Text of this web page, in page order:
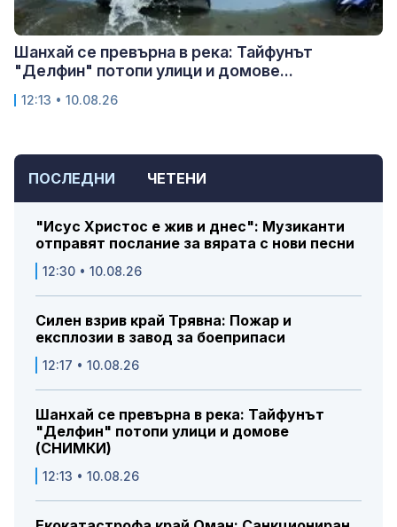
ПОСЛЕДНИ ЧЕТЕНИ
"Исус Христос е жив и днес": Музиканти
отправят послание за вярата с нови песни
12:30 • 10.08.26
Силен взрив край Трявна: Пожар и
експлозии в завод за боеприпаси
12:17 • 10.08.26
Шанхай се превърна в река: Тайфунът
"Делфин" потопи улици и домове
(СНИМКИ)
12:13 • 10.08.26
Шанхай се превърна в река: Тайфунът
"Делфин" потопи улици и домове...
12:13 • 10.08.26